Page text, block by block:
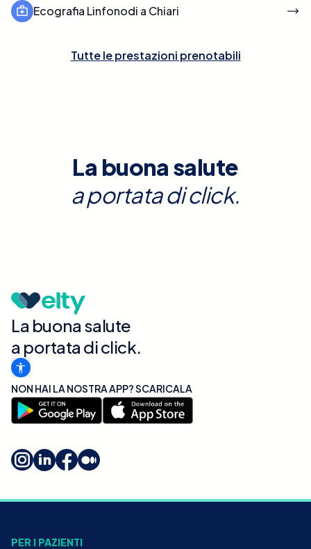
Ecografia Linfonodi a Chiari
Tutte le prestazioni prenotabili
La buona salute
a portata di click.
La buona salute
a portata di click.
NON HAI LA NOSTRA APP? SCARICALA
PER I PAZIENTI